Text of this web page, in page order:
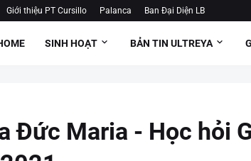
Giới thiệu PT Cursillo Palanca Ban Đại Diện LB
SINH HOẠT BẢN TIN ULTREYA
Đức Maria - Học hỏi